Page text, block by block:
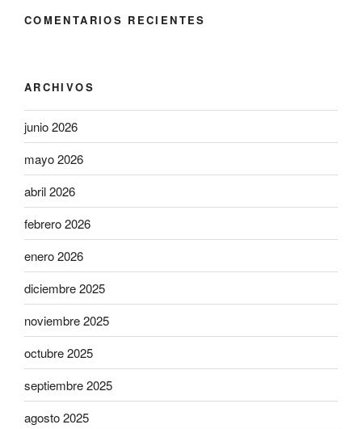
COMENTARIOS RECIENTES
ARCHIVOS
junio 2026
mayo 2026
abril 2026
febrero 2026
enero 2026
diciembre 2025
noviembre 2025
octubre 2025
septiembre 2025
agosto 2025